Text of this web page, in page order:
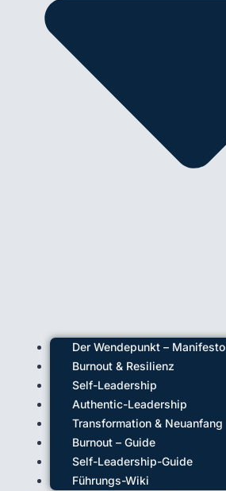
Der Wendepunkt – Manifesto
Burnout & Resilienz
Self-Leadership
Authentic-Leadership
Transformation & Neuanfang
Burnout – Guide
Self-Leadership-Guide
Führungs-Wiki